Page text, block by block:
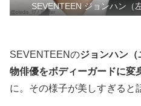
SEVENTEEN ジョンハン（
SEVENTEENのジョンハン
物俳優をボディーガードに変
に。その様子が美しすぎると